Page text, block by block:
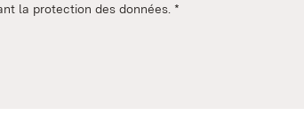
la protection des données. *